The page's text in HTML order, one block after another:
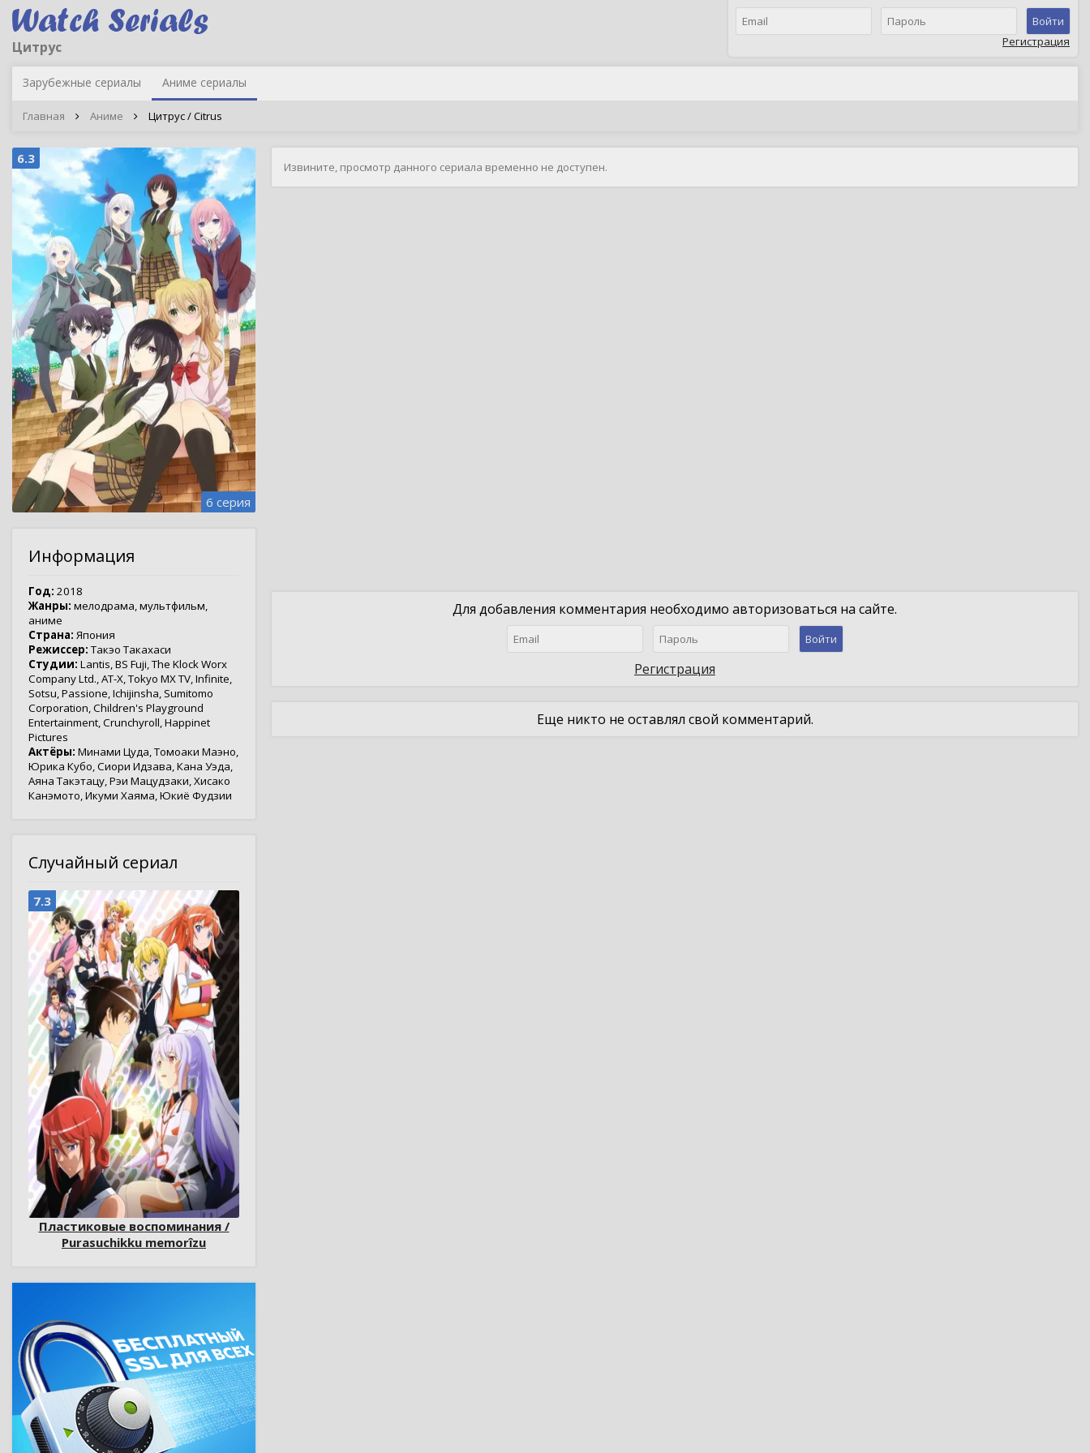
Цитрус
Войти
Регистрация
Зарубежные сериалы Аниме сериалы
Главная Аниме Цитрус / Citrus
6.3
6 серия
Информация
Год: 2018
Жанры: мелодрама,мультфильм,
аниме
Страна: Япония
Режиссер: Такэо Такахаси
Студии: Lantis,BS Fuji,The Klock Worx
Company Ltd.,AT-X,Tokyo MX TV,Infinite,
Sotsu,Passione,Ichijinsha,Sumitomo
Corporation,Children's Playground
Entertainment,Crunchyroll,Happinet
Pictures
Актёры: Минами Цуда,Томоаки Маэно,
Юрика Кубо,Сиори Идзава,Кана Уэда,
Аяна Такэтацу,Рэи Мацудзаки,Хисако
Канэмото,Икуми Хаяма,Юкиё Фудзии
Случайный сериал
7.3
Пластиковые воспоминания /
Purasuchikku memorîzu
Извините, просмотр данного сериала временно не доступен.
Для добавления комментария необходимо авторизоваться на сайте.
Войти
Регистрация
Еще никто не оставлял свой комментарий.